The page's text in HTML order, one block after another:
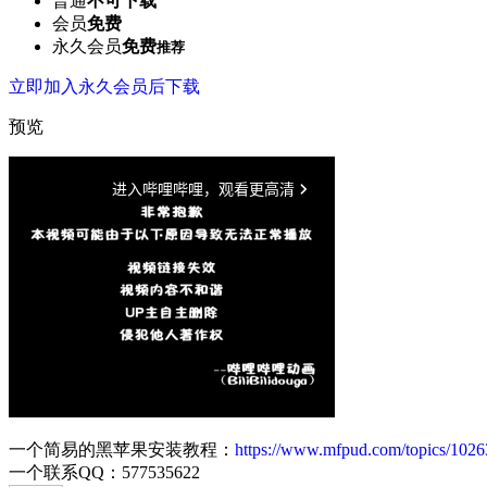
会员免费
永久会员免费推荐
立即加入永久会员后下载
预览
一个简易的黑苹果安装教程： https://www.mfpud.com/topics/
一个联系QQ：577535622